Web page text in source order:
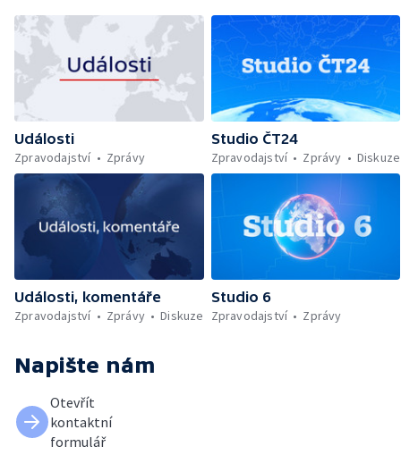
Události
Zpravodajství
Zprávy
Studio ČT24
Zpravodajství
Zprávy Diskuze
Události, komentáře
Zpravodajství
Zprávy Diskuze
Studio 6
Zpravodajství
Zprávy
Napište nám
Otevřít
kontaktní
formulář